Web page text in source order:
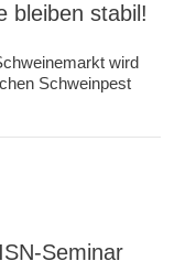
bleiben stabil!
wird
Schweinpest
Seminar